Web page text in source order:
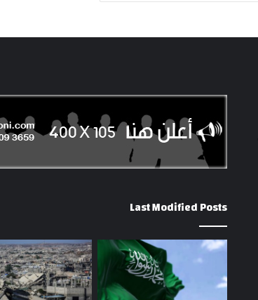
Last Modified Posts